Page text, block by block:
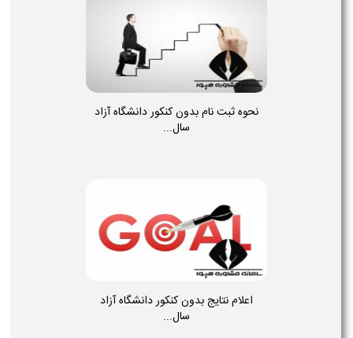
نحوه ثبت نام بدون کنکور دانشگاه آزاد
سال...
اعلام نتایج بدون کنکور دانشگاه آزاد
سال...